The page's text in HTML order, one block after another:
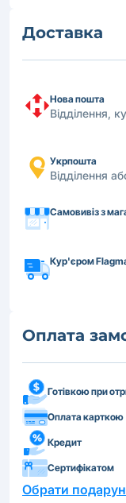
Доставка
Нова пошта
Відділення,
Укрпошта
Відділення
Самовивіз з
Кур'єром
Оплата
Готівкою при
Оплата карткою
Кредит
Сертифікатом
Обрати